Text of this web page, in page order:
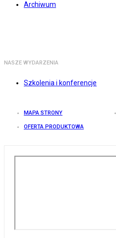
Archiwum
NASZE WYDARZENIA
Szkolenia i konferencje
MAPA STRONY
OFERTA PRODUKTOWA